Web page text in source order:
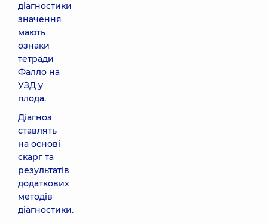
діагностики
значення
мають
ознаки
тетради
Фалло на
УЗД у
плода.
Діагноз
ставлять
на основі
скарг та
результатів
додаткових
методів
діагностики.